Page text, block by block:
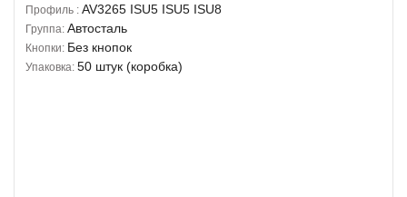
Профиль : AV3265 ISU5 ISU5 ISU8
Группа: Автосталь
Кнопки: Без кнопок
Упаковка: 50 штук (коробка)